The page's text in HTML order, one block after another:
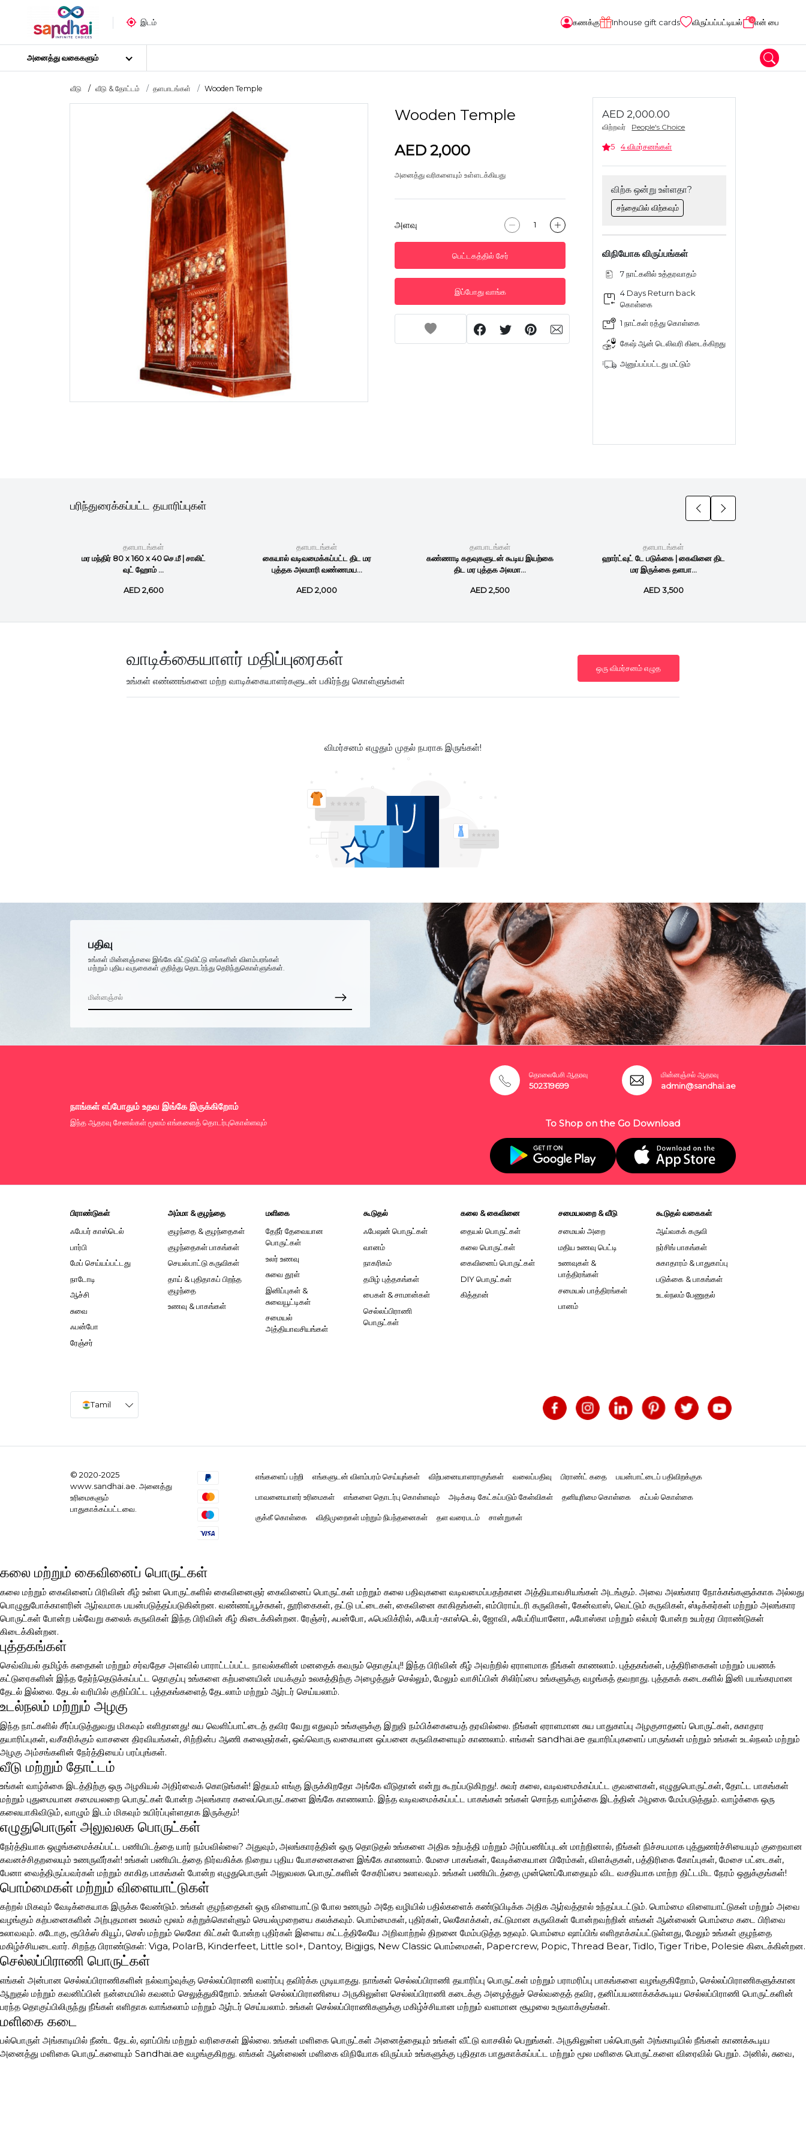
இடம் கணக்கு Inhouse gift cards விருப்பப்பட்டியல் 0என் பை
அனைத்து வகைகளும்
மிகவும் பிரபலமான
கைவினைப் பொருட்கள்
தையல் பொருட்கள்
கலை பொருட்கள்
DIY பொருட்கள்
கலை & கைவினைக் கருவிகள்
ஸ்டிக்கர் போஸ்டர்
புதிர்
கைவினைப் பொருட்கள்
வீடு வீடு & தோட்டம் தளபாடங்கள் Wooden Temple
Wooden Temple
AED 2,000
அனைத்து வரிகளையும் உள்ளடக்கியது
அளவு
பெட்டகத்தில் சேர்
இப்போது வாங்க
AED 2,000.00
விற்றவர் People's Choice
5 4 விமர்சனங்கள்
விற்க ஒன்று உள்ளதா?
சந்தையில் விற்கவும்
விநியோக விருப்பங்கள்
7 நாட்களில் உத்தரவாதம்
4 Days Return back
கொள்கை
1 நாட்கள் ரத்து கொள்கை
கேஷ் ஆன் டெலிவரி கிடைக்கிறது
அனுப்பப்பட்டது மட்டும்
பரிந்துரைக்கப்பட்ட தயாரிப்புகள்
தளபாடங்கள்
மர மந்திர் 80 x 160 x 40 செ.மீ | சாலிட்
வுட் ஹோம் ...
AED 2,600
தளபாடங்கள்
கையால் வடிவமைக்கப்பட்ட திட மர
புத்தக அலமாரி வண்ணமய...
AED 2,000
தளபாடங்கள்
கண்ணாடி கதவுகளுடன் கூடிய இயற்கை
திட மர புத்தக அலமா...
AED 2,500
தளபாடங்கள்
ஹார்ட்வுட் டே படுக்கை | கைவினை திட
மர இருக்கை தளபா...
AED 3,500
வாடிக்கையாளர் மதிப்புரைகள்
உங்கள் எண்ணங்களை மற்ற வாடிக்கையாளர்களுடன் பகிர்ந்து கொள்ளுங்கள்
ஒரு விமர்சனம் எழுத
விமர்சனம் எழுதும் முதல் நபராக இருங்கள்!
பதிவு
உங்கள் மின்னஞ்சலை இங்கே விட்டுவிட்டு எங்களின் விளம்பரங்கள்
மற்றும் புதிய வருகைகள் குறித்து தொடர்ந்து தெரிந்துகொள்ளுங்கள்.
நாங்கள் எப்போதும் உதவ இங்கே இருக்கிறோம்
இந்த ஆதரவு சேனல்கள் மூலம் எங்களைத் தொடர்புகொள்ளவும்
தொலைபேசி ஆதரவு
502319699
மின்னஞ்சல் ஆதரவு
admin@sandhai.ae
To Shop on the Go Download
பிராண்டுகள்
ஃபேபர் காஸ்டெல்
பார்பி
மேப் செய்யப்பட்டது
நாடோடி
ஆச்சி
சுவை
ஃபன்போ
ரேஞ்சர்
அம்மா & குழந்தை
குழந்தை & குழந்தைகள்
குழந்தைகள் பாகங்கள்
செயல்பாட்டு கருவிகள்
தாய் & புதிதாகப் பிறந்த
குழந்தை
உணவு & பாகங்கள்
மளிகை
தேநீர் தேவையான
பொருட்கள்
உலர் உணவு
சுவை தூள்
இனிப்புகள் &
சுவையூட்டிகள்
சமையல்
அத்தியாவசியங்கள்
கூடுதல்
ஃபேஷன் பொருட்கள்
வானம்
நாகரிகம்
தமிழ் புத்தகங்கள்
பைகள் & சாமான்கள்
செல்லப்பிராணி
பொருட்கள்
கலை & கைவினை
தையல் பொருட்கள்
கலை பொருட்கள்
கைவினைப் பொருட்கள்
DIY பொருட்கள்
கித்தான்
சமையலறை & வீடு
சமையல் அறை
மதிய உணவு பெட்டி
உணவுகள் &
பாத்திரங்கள்
சமையல் பாத்திரங்கள்
பானம்
கூடுதல் வகைகள்
ஆய்வகக் கருவி
நர்சிங் பாகங்கள்
சுகாதாரம் & பாதுகாப்பு
படுக்கை & பாகங்கள்
உடல்நலம் பேணுதல்
Tamil
© 2020-2025
www.sandhai.ae. அனைத்து
உரிமைகளும்
பாதுகாக்கப்பட்டவை.
எங்களைப் பற்றி எங்களுடன் விளம்பரம் செய்யுங்கள் விற்பனையாளராகுங்கள் வலைப்பதிவு பிராண்ட் கதை பயன்பாட்டைப் பதிவிறக்குக
பாவனையாளர் உரிமைகள் எங்களை தொடர்பு கொள்ளவும் அடிக்கடி கேட்கப்படும் கேள்விகள் தனியுரிமை கொள்கை கப்பல் கொள்கை
குக்கீ கொள்கை விதிமுறைகள் மற்றும் நிபந்தனைகள் தள வரைபடம் சான்றுகள்
கலை மற்றும் கைவினைப் பொருட்கள்
கலை மற்றும் கைவினைப் பிரிவின் கீழ் உள்ள பொருட்களில் கைவினைஞர் கைவினைப் பொருட்கள் மற்றும் கலை பதிவுகளை வடிவமைப்பதற்கான அத்தியாவசியங்கள் அடங்கும். அவை அலங்கார நோக்கங்களுக்காக அல்லது
பொழுதுபோக்காளரின் ஆர்வமாக பயன்படுத்தப்படுகின்றன. வண்ணப்பூச்சுகள், தூரிகைகள், தட்டு பட்டைகள், கைவினை காகிதங்கள், எம்பிராய்டரி கருவிகள், கேன்வாஸ், வெட்டும் கருவிகள், ஸ்டிக்கர்கள் மற்றும் அலங்கார
பொருட்கள் போன்ற பல்வேறு கலைக் கருவிகள் இந்த பிரிவின் கீழ் கிடைக்கின்றன. ரேஞ்சர், ஃபன்போ, ஃபெவிக்ரில், ஃபேபர்-காஸ்டெல், ஜோவி, ஃபேப்ரியானோ, ஃபோஸ்கா மற்றும் எல்மர் போன்ற உயர்தர பிராண்டுகள்
கிடைக்கின்றன.
புத்தகங்கள்
செவ்வியல் தமிழ்க் கதைகள் மற்றும் சர்வதேச அளவில் பாராட்டப்பட்ட நாவல்களின் மனதைக் கவரும் தொகுப்பு!! இந்த பிரிவின் கீழ் அவற்றில் ஏராளமாக நீங்கள் காணலாம். புத்தகங்கள், பத்திரிகைகள் மற்றும் பயணக்
கட்டுரைகளின் இந்த தேர்ந்தெடுக்கப்பட்ட தொகுப்பு உங்களை கற்பனையின் மயக்கும் உலகத்திற்கு அழைத்துச் செல்லும், மேலும் வாசிப்பின் சிலிர்ப்பை உங்களுக்கு வழங்கத் தவறாது. புத்தகக் கடைகளில் இனி பயங்கரமான
தேடல் இல்லை. தேடல் வரியில் குறிப்பிட்ட புத்தகங்களைத் தேடலாம் மற்றும் ஆர்டர் செய்யலாம்.
உடல்நலம் மற்றும் அழகு
இந்த நாட்களில் சீர்ப்படுத்துவது மிகவும் எளிதானது! சுய வெளிப்பாட்டைத் தவிர வேறு எதுவும் உங்களுக்கு இறுதி நம்பிக்கையைத் தரவில்லை. நீங்கள் ஏராளமான சுய பாதுகாப்பு அழகுசாதனப் பொருட்கள், சுகாதார
தயாரிப்புகள், வசீகரிக்கும் வாசனை திரவியங்கள், சிற்றின்ப ஆணி கலைஞர்கள், ஒவ்வொரு வகையான ஒப்பனை கருவிகளையும் காணலாம். எங்கள் sandhai.ae தயாரிப்புகளைப் பாருங்கள் மற்றும் உங்கள் உடல்நலம் மற்றும்
அழகு அம்சங்களின் நேர்த்தியைப் பரப்புங்கள்.
வீடு மற்றும் தோட்டம்
உங்கள் வாழ்க்கை இடத்திற்கு ஒரு அழகியல் அதிர்வைக் கொடுங்கள்! இதயம் எங்கு இருக்கிறதோ அங்கே வீடுதான் என்று கூறப்படுகிறது!. சுவர் கலை, வடிவமைக்கப்பட்ட குவளைகள், எழுதுபொருட்கள், தோட்ட பாகங்கள்
மற்றும் புதுமையான சமையலறை பொருட்கள் போன்ற அலங்கார கலைப்பொருட்களை இங்கே காணலாம். இந்த வடிவமைக்கப்பட்ட பாகங்கள் உங்கள் சொந்த வாழ்க்கை இடத்தின் அழகை மேம்படுத்தும். வாழ்க்கை ஒரு
கலையாகிவிடும், வாழும் இடம் மிகவும் உயிர்ப்புள்ளதாக இருக்கும்!
எழுதுபொருள் அலுவலக பொருட்கள்
நேர்த்தியாக ஒழுங்கமைக்கப்பட்ட பணியிடத்தை யார் நம்பவில்லை? அதுவும், அலங்காரத்தின் ஒரு தொடுதல் உங்களை அதிக உற்பத்தி மற்றும் அர்ப்பணிப்புடன் மாற்றினால், நீங்கள் நிச்சயமாக புத்துணர்ச்சியையும் குறைவான
கவனச்சிதறலையும் உணருவீர்கள்! உங்கள் பணியிடத்தை நிர்வகிக்க நிறைய புதிய யோசனைகளை இங்கே காணலாம். மேசை பாகங்கள், வேடிக்கையான பிரேம்கள், விளக்குகள், பத்திரிகை கோப்புகள், மேசை பட்டைகள்,
பேனா வைத்திருப்பவர்கள் மற்றும் காகித பாகங்கள் போன்ற எழுதுபொருள் அலுவலக பொருட்களின் சேகரிப்பை உலாவவும். உங்கள் பணியிடத்தை முன்னெப்போதையும் விட வசதியாக மாற்ற திட்டமிட நேரம் ஒதுக்குங்கள்!
பொம்மைகள் மற்றும் விளையாட்டுகள்
கற்றல் மிகவும் வேடிக்கையாக இருக்க வேண்டும். உங்கள் குழந்தைகள் ஒரு விளையாட்டு போல உணரும் அதே வழியில் பதில்களைக் கண்டுபிடிக்க அதிக ஆர்வத்தால் உந்தப்படட்டும். பொம்மை விளையாட்டுகள் மற்றும் அவை
வழங்கும் கற்பனைகளின் அற்புதமான உலகம் மூலம் கற்றுக்கொள்ளும் செயல்முறையை கலக்கவும். பொம்மைகள், புதிர்கள், லெகோக்கள், கட்டுமான கருவிகள் போன்றவற்றின் எங்கள் ஆன்லைன் பொம்மை கடை பிரிவை
உலாவவும். சுடோகு, ரூபிக்ஸ் கியூப், செஸ் மற்றும் லெகோ கிட்கள் போன்ற புதிர்கள் இளைய கட்டத்திலேயே அறிவாற்றல் திறனை மேம்படுத்த உதவும். பொம்மை ஷாப்பிங் எளிதாக்கப்பட்டுள்ளது, மேலும் உங்கள் குழந்தை
மகிழ்ச்சியடைவார். சிறந்த பிராண்டுகள்: Viga, PolarB, Kinderfeet, Little sol+, Dantoy, Bigjigs, New Classic பொம்மைகள், Papercrew, Popic, Thread Bear, Tidlo, Tiger Tribe, Polesie கிடைக்கின்றன.
செல்லப்பிராணி பொருட்கள்
எங்கள் அன்பான செல்லப்பிராணிகளின் நல்வாழ்வுக்கு செல்லப்பிராணி வளர்ப்பு தவிர்க்க முடியாதது. நாங்கள் செல்லப்பிராணி தயாரிப்பு பொருட்கள் மற்றும் பராமரிப்பு பாகங்களை வழங்குகிறோம், செல்லப்பிராணிகளுக்கான
ஆறுதல் மற்றும் கவனிப்பின் நன்மையில் கவனம் செலுத்துகிறோம். உங்கள் செல்லப்பிராணியை அருகிலுள்ள செல்லப்பிராணி கடைக்கு அழைத்துச் செல்வதைத் தவிர, தனிப்பயனாக்கக்கூடிய செல்லப்பிராணி பொருட்களின்
பரந்த தொகுப்பிலிருந்து நீங்கள் எளிதாக வாங்கலாம் மற்றும் ஆர்டர் செய்யலாம். உங்கள் செல்லப்பிராணிகளுக்கு மகிழ்ச்சியான மற்றும் வளமான சூழலை உருவாக்குங்கள்.
மளிகை கடை
பல்பொருள் அங்காடியில் நீண்ட தேடல், ஷாப்பிங் மற்றும் வரிசைகள் இல்லை. உங்கள் மளிகை பொருட்கள் அனைத்தையும் உங்கள் வீட்டு வாசலில் பெறுங்கள். அருகிலுள்ள பல்பொருள் அங்காடியில் நீங்கள் காணக்கூடிய
அனைத்து மளிகை பொருட்களையும் Sandhai.ae வழங்குகிறது. எங்கள் ஆன்லைன் மளிகை விநியோக விருப்பம் உங்களுக்கு புதிதாக பாதுகாக்கப்பட்ட மற்றும் மூல மளிகை பொருட்களை விரைவில் பெறும். அனில், சுவை,